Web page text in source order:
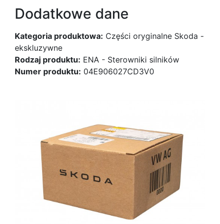
Dodatkowe dane
Kategoria produktowa: Części oryginalne Skoda -
ekskluzywne
Rodzaj produktu: ENA - Sterowniki silników
Numer produktu: 04E906027CD3V0